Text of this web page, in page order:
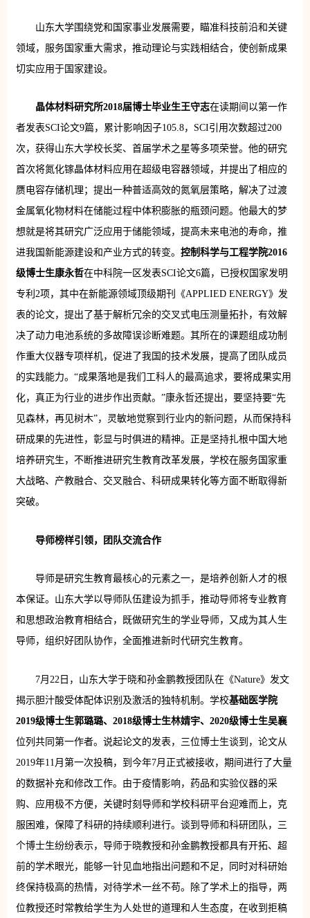
山东大学围绕党和国家事业发展需要，瞄准科技前沿和关键
领域，服务国家重大需求，推动理论与实践相结合，使创新成果
切实应用于国家建设。
晶体材料研究所2018届博士毕业生王守志在读期间以第一作
者发表SCI论文9篇，累计影响因子105.8，SCI引用次数超过200
次，获得山东大学校长奖、首届学术之星等多项荣誉。他的研究
首次将氮化镓晶体材料应用在超级电容器领域，并提出了相应的
赝电容存储机理；提出一种普适高效的氮氧层策略，解决了过渡
金属氧化物材料在储能过程中体积膨胀的瓶颈问题。他最大的梦
想就是将其研究广泛应用于储能领域，提高未来电池的寿命，推
进我国新能源建设和产业方式的转变。 控制科学与工程学院2016
级博士生康永哲在中科院一区发表SCI论文6篇，已授权国家发明
专利2项，其中在新能源领域顶级期刊《APPLIED ENERGY》发
表的论文，提出了基于解析冗余的交叉式电压测量拓扑，有效解
决了动力电池系统的多故障误诊断难题。其所在的课题组成功制
作重大仪器专项样机，促进了我国的技术发展，提高了团队成员
的实践能力。“成果落地是我们工科人的最高追求，要将成果实用
化，真正为行业的进步作出贡献。”康永哲还提出，要坚持要“先
见森林，再见树木”，灵敏地觉察到行业内的新问题，从而保持科
研成果的先进性，彰显与时俱进的精神。正是坚持扎根中国大地
培养研究生，不断推进研究生教育改革发展，学校在服务国家重
大战略、产教融合、交叉融合、科研成果转化等方面不断取得新
突破。
导师榜样引领，团队交流合作
导师是研究生教育最核心的元素之一，是培养创新人才的根
本保证。山东大学以导师队伍建设为抓手，推动导师将专业教育
和思想政治教育相结合，既做研究生的学业导师，又成为其人生
导师，组织好团队协作，全面推进新时代研究生教育。
7月22日，山东大学于晓和孙金鹏教授团队在《Nature》发文
揭示胆汁酸受体配体识别及激活的独特机制。学校基础医学院
2019级博士生郭璐璐、2018级博士生林婧宇、2020级博士生吴襄
位列共同第一作者。说起论文的发表，三位博士生谈到，论文从
2019年11月第一次投稿，到今年7月正式被接收，期间进行了大量
的数据补充和修改工作。由于疫情影响，药品和实验仪器的采
购、应用极不方便，关键时刻导师和学校科研平台迎难而上，克
服困难，保障了科研的持续顺利进行。谈到导师和科研团队，三
个博士生纷纷表示，导师于晓教授和孙金鹏教授都具有开拓、超
前的学术眼光，能够一针见血地指出问题和不足，同时对科研始
终保持极高的热情，对待学术一丝不苟。除了学术上的指导，两
位教授还时常教给学生为人处世的道理和人生态度，在收到拒稿